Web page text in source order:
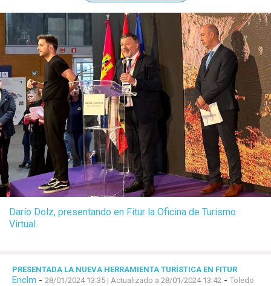
Darío Dolz, presentando en Fitur la Oficina de Turismo
Virtual.
PRESENTADA LA NUEVA HERRAMIENTA TURÍSTICA EN FITUR
Enclm - 28/01/2024 13:35 | Actualizado a 28/01/2024 13:42 - Toledo